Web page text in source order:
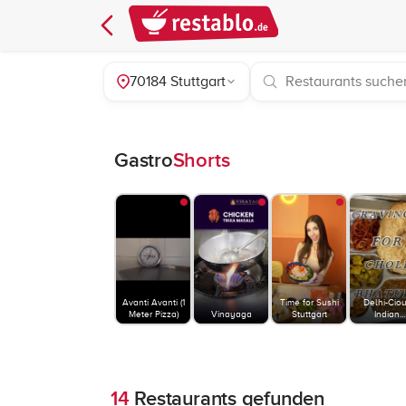
70184 Stuttgart
GastroShorts
Avanti Avanti (1
Meter Pizza)
Vinayaga
Time for Sushi
Stuttgart
Delhi-
Indian
14Restaurants gefunden